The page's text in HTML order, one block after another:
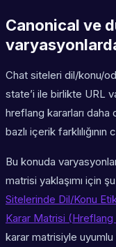
Canonical ve
Chat siteleri dil/konu/
state’i ile birlikte URL
hreflang kararları daha
bazlı içerik farklılığının
Bu konuda
matrisi yaklaşımı için
Sitelerinde Dil/Konu
Karar Matrisi
karar matrisiyle